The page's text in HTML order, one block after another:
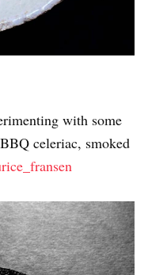
with some
celeriac, smoked